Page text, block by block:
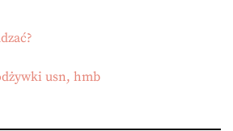
usn, hmb